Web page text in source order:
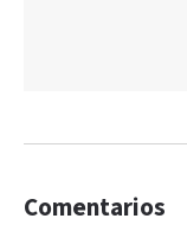
Comentarios